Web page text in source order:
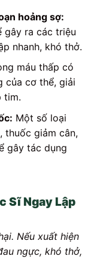
hoảng sợ:
gây ra các triệu
nhanh, khó thở.
máu thấp có
của cơ thể, giải
tim.
Một số loại
thuốc giảm cân,
gây tác dụng
Sĩ Ngay Lập
Nếu xuất hiện
ngực, khó thở,